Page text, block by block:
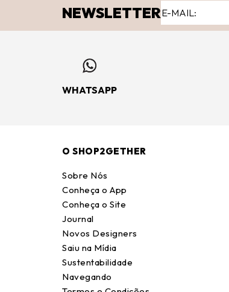
NEWSLETTER
WHATSAPP
O SHOP2GETHER
Sobre Nós
Conheça o App
Conheça o Site
Journal
Novos Designers
Saiu na Mídia
Sustentabilidade
Navegando